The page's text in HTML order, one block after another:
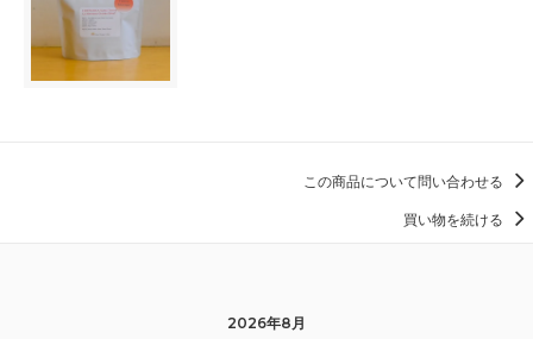
この商品について問い合わせる
買い物を続ける
2026年8月